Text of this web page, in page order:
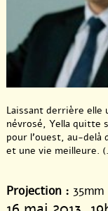
Laissant derrière elle
névrosé, Yella quitte
pour l’ouest, au-delà
et une vie meilleure.
Projection : 35mm